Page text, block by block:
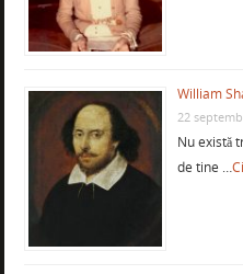
William
22
Nu există
de tine …